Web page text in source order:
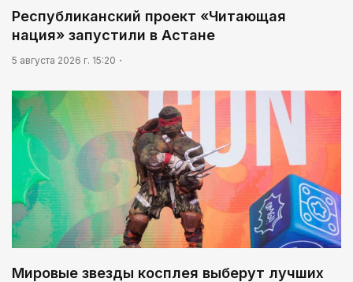
Республиканский проект «Читающая
нация» запустили в Астане
5 августа 2026 г. 15:20
Мировые звезды косплея выберут лучших